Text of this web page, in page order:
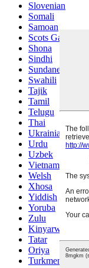
Slovenian
Somali
Samoan
Scots Gaelic
Shona
Sindhi
Sundanese
Swahili
Tajik
Tamil
Telugu
Thai
Ukrainian
Urdu
Uzbek
Vietnamese
Welsh
Xhosa
Yiddish
Yoruba
Zulu
Kinyarwanda
Tatar
Oriya
Turkmen